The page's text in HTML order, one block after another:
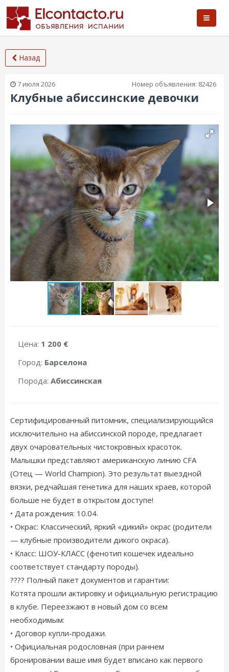
Назад
7 июля 2026 Номер объявления: 82426
Клубные абиссинские девочки
Цена: 1 200 €
Город: Барселона
Порода: Абиссинская
Сертифицированный питомник, специализирующийся
исключительно на абиссинской породе, предлагает
двух очаровательных чистокровных красоток.
Малышки представляют американскую линию CFA
(Отец — World Champion). Это результат выездной
вязки, редчайшая генетика для наших краев, которой
больше не будет в открытом доступе!
• Дата рождения: 10.04.
• Окрас: Классический, яркий «дикий» окрас (родители
— клубные производители дикого окраса).
• Класс: ШОУ-КЛАСС (фенотип кошечек идеально
соответствует стандарту породы).
???? Полный пакет документов и гарантии:
Котята прошли актировку и официальную регистрацию
в клубе. Переезжают в новый дом со всем
необходимым:
• Договор купли-продажи.
• Официальная родословная (при раннем
бронировании ваше имя будет вписано как первого